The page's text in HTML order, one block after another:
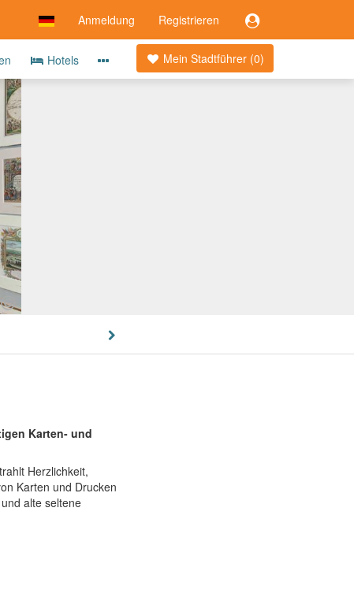
Anmeldung Registrieren
Mein Stadtführer (0)
Hotels
Karten- und
Herzlichkeit,
Karten und Drucken
alte seltene